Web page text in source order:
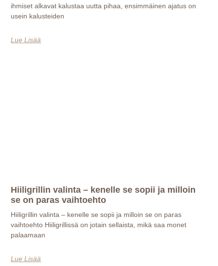
ihmiset alkavat kalustaa uutta pihaa, ensimmäinen ajatus on
usein kalusteiden
Lue Lisää
Hiiligrillin valinta – kenelle se sopii ja milloin
se on paras vaihtoehto
Hiiligrillin valinta – kenelle se sopii ja milloin se on paras
vaihtoehto Hiiligrillissä on jotain sellaista, mikä saa monet
palaamaan
Lue Lisää